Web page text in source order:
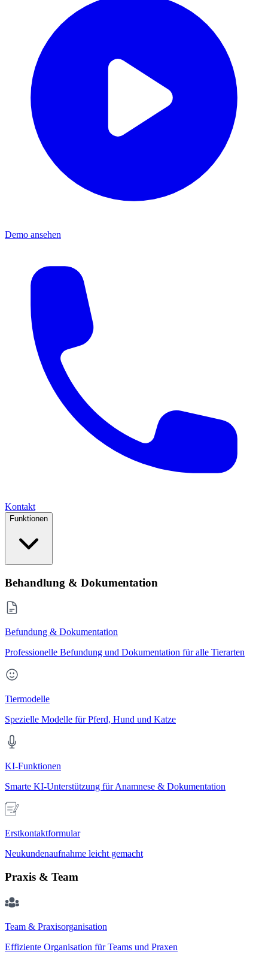
Demo ansehen
Kontakt
Funktionen
Behandlung & Dokumentation
Befundung & Dokumentation
Professionelle Befundung und Dokumentation für alle Tierarten
Tiermodelle
Spezielle Modelle für Pferd, Hund und Katze
KI-Funktionen
Smarte KI-Unterstützung für Anamnese & Dokumentation
Erstkontaktformular
Neukundenaufnahme leicht gemacht
Praxis & Team
Team & Praxisorganisation
Effiziente Organisation für Teams und Praxen